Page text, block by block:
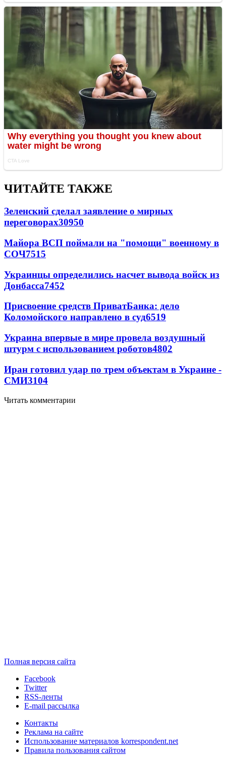
ЧИТАЙТЕ ТАКЖЕ
Зеленский сделал заявление о мирных
переговорах30950
Майора ВСП поймали на "помощи" военному в
СОЧ7515
Украинцы определились насчет вывода войск из
Донбасса7452
Присвоение средств ПриватБанка: дело
Коломойского направлено в суд6519
Украина впервые в мире провела воздушный
штурм с использованием роботов4802
Иран готовил удар по трем объектам в Украине -
СМИ3104
Читать комментарии
Полная версия сайта
Facebook
Twitter
RSS-ленты
E-mail рассылка
Контакты
Реклама на сайте
Использование материалов korrespondent.net
Правила пользования сайтом